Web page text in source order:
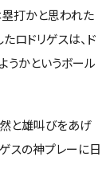
塁打かと思われた
ロドリゲスは、ド
うかというボール
と雄叫びをあげ
スの神プレーに日